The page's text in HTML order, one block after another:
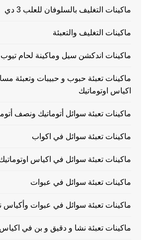
ماكينات التغليف بالسلوفان للعلب 3 دي
ماكينات التغليف والتعبئة
ماكينات اندكشن سيل وماكينة لحام تيوب
ماكينات تعبئة حبوب و حبيبات وتعبئة
اكياس اوتوماتيك
ماكينات تعبئة سوائل أتوماتيك ونصف
ماكينات تعبئة سوائل في اكواب
ماكينات تعبئة سوائل في اكياس
ماكينات تعبئة سوائل في عبوات
ماكينات تعبئة سوائل في عبوات وأكياس
ماكينات تعبئة نشا و دقيق و بن في اكياس